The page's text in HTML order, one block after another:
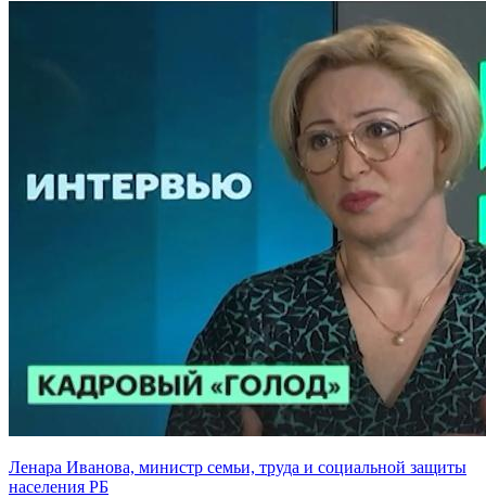
Ленара Иванова, министр семьи, труда и социальной защиты
населения РБ